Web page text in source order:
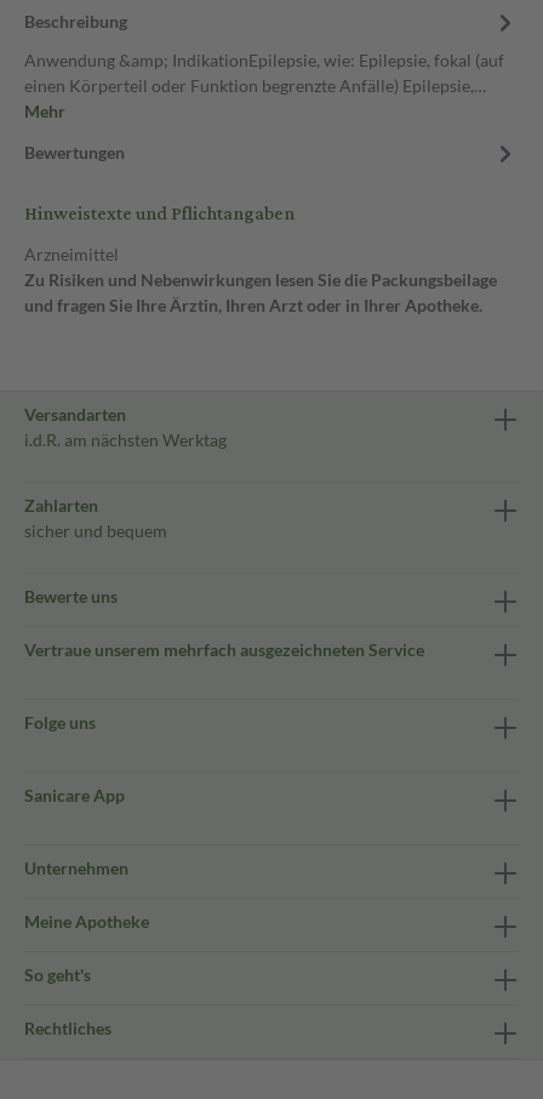
Beschreibung
Anwendung &amp; IndikationEpilepsie, wie: Epilepsie, fokal (auf
einen Körperteil oder Funktion begrenzte Anfälle) Epilepsie,…
Mehr
Bewertungen
Hinweistexte und Pflichtangaben
Arzneimittel
Zu Risiken und Nebenwirkungen lesen Sie die Packungsbeilage
und fragen Sie Ihre Ärztin, Ihren Arzt oder in Ihrer Apotheke.
Versandarten
i.d.R. am nächsten Werktag
Zahlarten
sicher und bequem
Bewerte uns
Vertraue unserem mehrfach ausgezeichneten Service
Folge uns
Sanicare App
Unternehmen
Meine Apotheke
So geht's
Rechtliches